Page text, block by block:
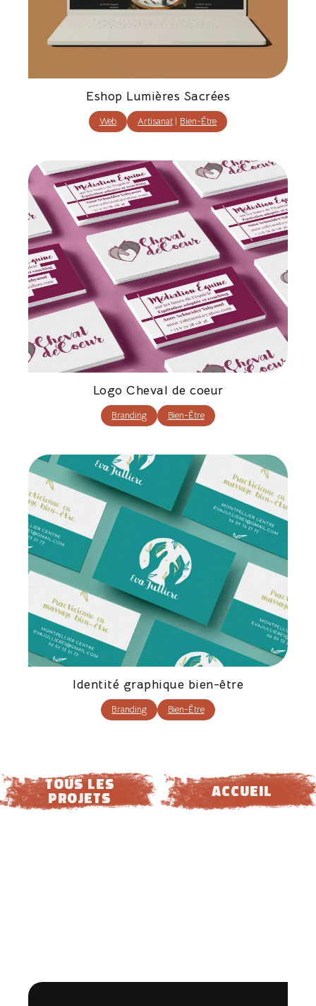
Eshop Lumières Sacrées
Web Artisanat| Bien-Être
Logo Cheval de coeur
Branding Bien-Être
Identité graphique bien-être
Branding Bien-Être
tous les
projets ACCUEIL